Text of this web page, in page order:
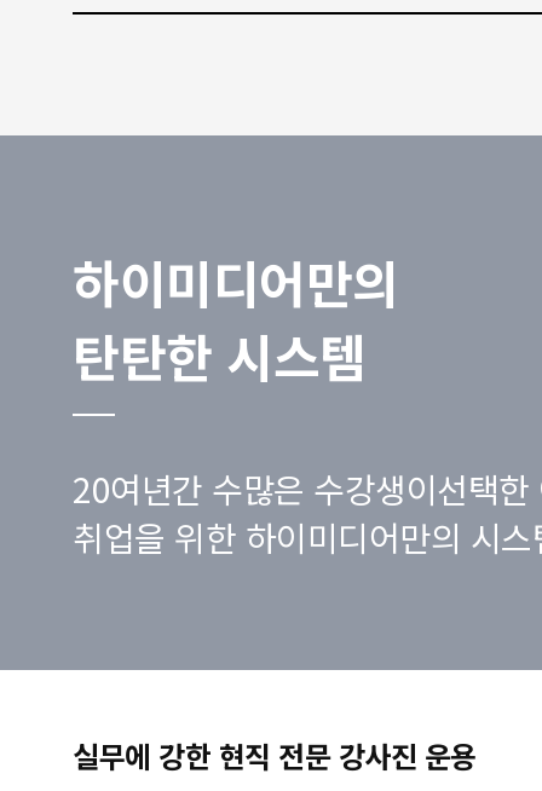
하이미디어만의
탄탄한 시스템
20여년간 수많은 수강생이선택한
취업을 위한 하이미디어만의 시
실무에 강한 현직 전문 강사진 운용